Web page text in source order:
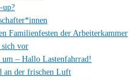
up?
Familienfesten der Arbeiterkammer
sich vor
um – Hallo Lastenfahrrad!
an der frischen Luft